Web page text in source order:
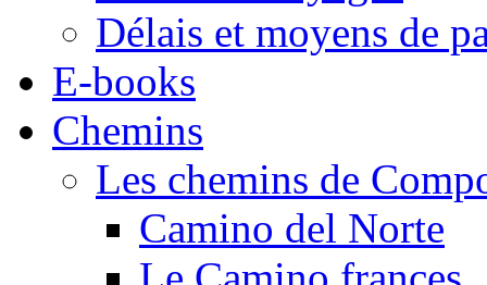
Délais et moyens de
E-books
Chemins
Les chemins de
Camino del Norte